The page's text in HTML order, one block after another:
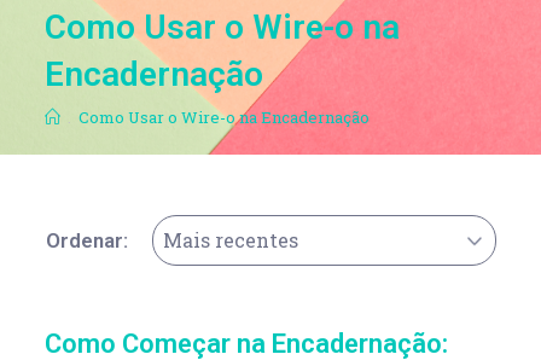
Como Usar o Wire-o na
Encadernação
. Como Usar o Wire-o na Encadernação
Ordenar: Mais recentes
Como Começar na Encadernação: